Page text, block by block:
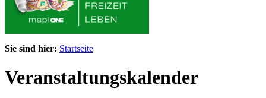
Sie sind hier: Startseite
Veranstaltungskalender